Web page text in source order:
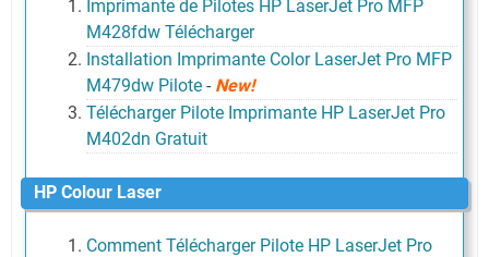
Imprimante de Pilotes HP LaserJet Pro MFP
M428fdw Télécharger
Installation Imprimante Color LaserJet Pro MFP
M479dw Pilote - New!
Télécharger Pilote Imprimante HP LaserJet Pro
M402dn Gratuit
HP Colour Laser
Comment Télécharger Pilote HP LaserJet Pro